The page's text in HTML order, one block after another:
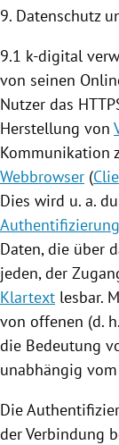
9. Datenschutz
9.1 k-digital
von seinen
Nutzer das
Herstellung von
Kommunikation
Webbrowser (
Dies wird u. a.
Authentifizierung
Daten, die über
jeden, der
Klartext lesbar.
von offenen (d.
die Bedeutung
unabhängig
Die
der Verbindung